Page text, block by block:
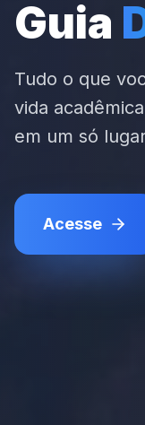
Sua
facilitado ou
Ver